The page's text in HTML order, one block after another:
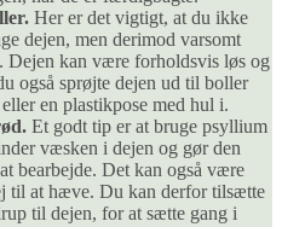
Her er det vigtigt, at du ikke
dejen, men derimod varsomt
Dejen kan være forholdsvis løs og
også sprøjte dejen ud til boller
en plastikpose med hul i.
Et godt tip er at bruge psyllium
væsken i dejen og gør den
bearbejde. Det kan også være
til at hæve. Du kan derfor tilsætte
til dejen, for at sætte gang i